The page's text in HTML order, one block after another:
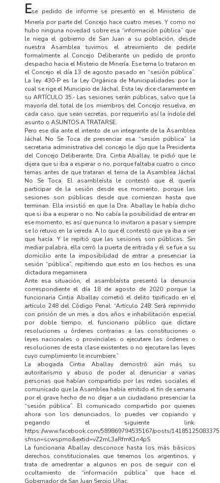
Ese pedido de informe se presentó en el Ministerio de
Minería por parte del Concejo hace cuatro meses. Y como no
hubo ninguna novedad sobre esa “información pública” que
le niega el gobierno de San Juan a su población, desde
nuestra Asamblea tuvimos el atrevimiento de pedirle
formalmente al Concejo Deliberante un pedido de pronto
despacho hacia el Misterio de Minería. Ese tema lo trataron en
el Concejo el día 13 de agosto pasado en “sesión pública”.
La ley 430-P es la Ley Orgánica de Municipalidades por la
cual se rige el Municipio de Jáchal. Esta ley dice claramente en
su ARTÍCULO 35.- Las sesiones serán públicas, salvo que la
mayoría del total de los miembros del Concejo resuelva, en
cada caso, que sean secretas, por requerirlo así la índole del
asunto o ASUNTOS A TRATARSE.
Pero ese día ante el intento de un integrante de la Asamblea
Jáchal No Se Toca de presenciar esa “sesión pública” la
secretaria administrativa del concejo le dijo que la Presidenta
del Concejo Deliberante, Dra. Cintia Aballay, le pidió que le
dijera que si iba a esperar o no, porque faltaba cuatro o cinco
temas antes de que trataran el tema de la Asamblea Jáchal
No Se Toca. El asambleísta le contestó que él quería
participar de la sesión desde ese momento, porque las
sesiones son públicas desde que comienzan hasta que
terminan. Ella insistió en que la Dra. Aballay le había dicho
que si iba a esperar o no. No cabía la posibilidad de entrar en
ese momento, es así que nunca lo invitaron a pasar y siempre
se lo retuvo en la vereda. A lo que él contestó que ya iba a ver
que hacía. Y le repitió que las sesiones son públicas. Sin
mediar palabra, ella cerró la puerta de entrada y él se fue a su
domicilio ante la imposibilidad de entrar a presenciar la
sesión “pública”, repitiendo que esto en los hechos es una
dictadura megaminera.
Ante esa situación, el asambleísta presentó la denuncia
correspondiente el día 18 de agosto de 2020 porque la
funcionaria Cintia Aballay cometió el delito tipificado en el
artículo 248 del Código Penal: “Artículo 248: Será reprimido
con prisión de un mes a dos años e inhabilitación especial
por doble tiempo, el funcionario público que dictare
resoluciones u órdenes contrarias a las constituciones o
leyes nacionales o provinciales o ejecutare las órdenes o
resoluciones de esta clase existentes o no ejecutare las leyes
cuyo cumplimiento le incumbiere.”
La abogada Cintia Aballay demostró aún más su
autoritarismo y abuso de poder al denunciar a varias
personas que habían compartido por las redes sociales el
comunicado que la Asamblea había emitido el fin de semana
por el grave hecho de no dejar a un ciudadano presenciar la
“sesión pública”. El comunicado compartido por quienes
ahora son los denunciados, lo puedes ver copiando y
pegando el siguiente link.
https://www.facebook.com/589869794535167/posts/
sfnsn=scwspmo&extid=vZ2mL3aRfmK1n4pS
La funcionaria Aballay desconoce hasta los más básicos
derechos constitucionales que tenemos los argentinos, y
trata de amedrentar a algunos en pos de seguir con el
ocultamiento de “información pública” que hace el
Gobernador de San Juan Sergio Uñac.